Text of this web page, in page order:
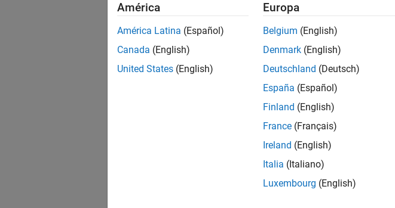
América
América Latina (Español)
Canada (English)
United States (English)
Europa
Belgium (English)
Denmark (English)
Deutschland (Deutsch)
España (Español)
Finland (English)
France (Français)
Ireland (English)
Italia (Italiano)
Luxembourg (English)